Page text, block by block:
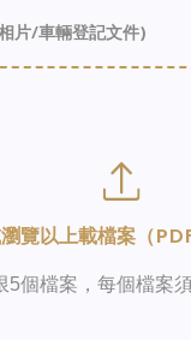
片/車輛登記文件)
覽以上載檔案（
5個檔案，每個檔案